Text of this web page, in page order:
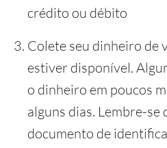
crédito ou débito
Colete seu dinheiro de
estiver disponível.
o dinheiro em poucos
alguns dias. Lembre-se
documento de